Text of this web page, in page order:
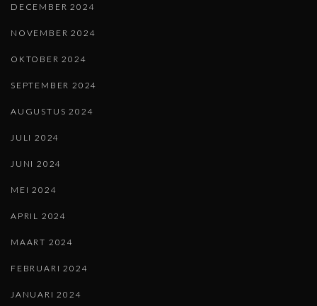
DECEMBER 2024
NOVEMBER 2024
OKTOBER 2024
SEPTEMBER 2024
AUGUSTUS 2024
JULI 2024
JUNI 2024
MEI 2024
APRIL 2024
MAART 2024
FEBRUARI 2024
JANUARI 2024